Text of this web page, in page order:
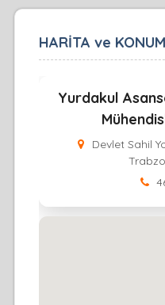
HARİTA ve
Yurdakul
Devlet Sahil